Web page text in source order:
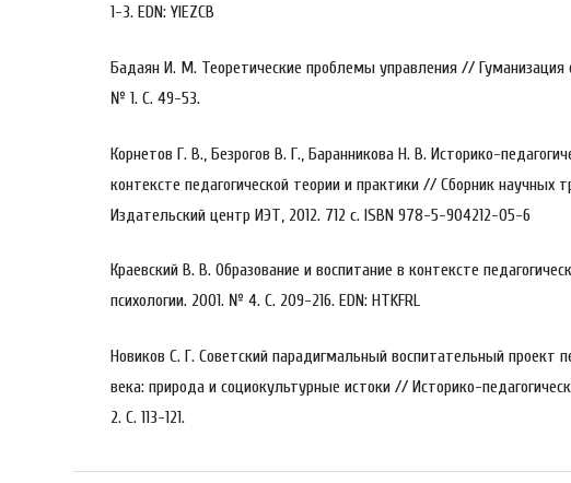
1-3. EDN: YIEZCB
Бадаян И. М. Теоретические проблемы управления // Гуманизация
№ 1. С. 49-53.
Корнетов Г. В., Безрогов В. Г., Баранникова Н. В. Историко-
контексте педагогической теории и практики // Сборник научных
Издательский центр ИЭТ, 2012. 712 с. ISBN 978-5-904212-05-6
Краевский В. В. Образование и воспитание в контексте
психологии. 2001. № 4. С. 209-216. EDN: HTKFRL
Новиков С. Г. Советский парадигмальный воспитательный проект
века: природа и социокультурные истоки // Историко-
2. С. 113-121.